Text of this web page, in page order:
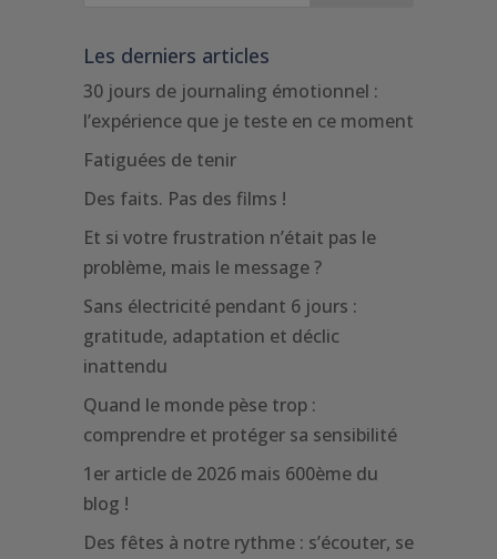
Les derniers articles
30 jours de journaling émotionnel :
l’expérience que je teste en ce moment
Fatiguées de tenir
Des faits. Pas des films !
Et si votre frustration n’était pas le
problème, mais le message ?
Sans électricité pendant 6 jours :
gratitude, adaptation et déclic
inattendu
Quand le monde pèse trop :
comprendre et protéger sa sensibilité
1er article de 2026 mais 600ème du
blog !
Des fêtes à notre rythme : s’écouter, se